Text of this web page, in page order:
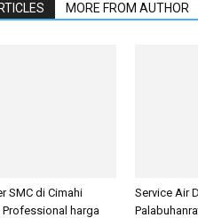
MORE FROM AUTHOR
SMC di Cimahi
harga
Service Air